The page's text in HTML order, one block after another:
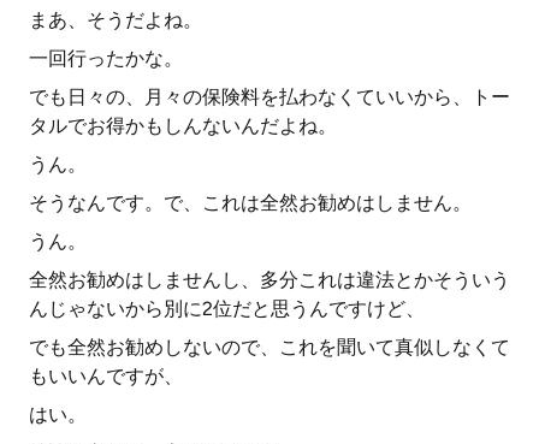
まあ、そうだよね。
一回行ったかな。
でも日々の、月々の保険料を払わなくていいから、トー
タルでお得かもしんないんだよね。
うん。
そうなんです。で、これは全然お勧めはしません。
うん。
全然お勧めはしませんし、多分これは違法とかそういう
んじゃないから別に2位だと思うんですけど、
でも全然お勧めしないので、これを聞いて真似しなくて
もいいんですが、
はい。